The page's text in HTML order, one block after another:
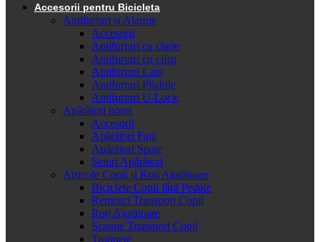
Accesorii pentru Bicicleta
Antifurturi și Alarme
Accesorii
Antifurturi cu cheie
Antifurturi cu cifru
Antifurturi Lanț
Antifurturi Pliabile
Antifurturi U-Lock
Apărători noroi
Accesorii
Apărători Față
Apărători Spate
Seturi Apărători
Articole Copii și Roți Ajutătoare
Biciclete Copii fără Pedale
Remorci Transport Copii
Roți Ajutătoare
Scaune Transport Copii
Trotinete